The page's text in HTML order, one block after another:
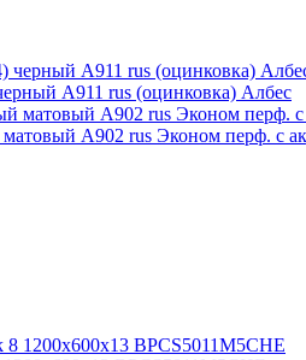
А911 rus (оцинковка) Албес
А902 rus Эконом перф. с